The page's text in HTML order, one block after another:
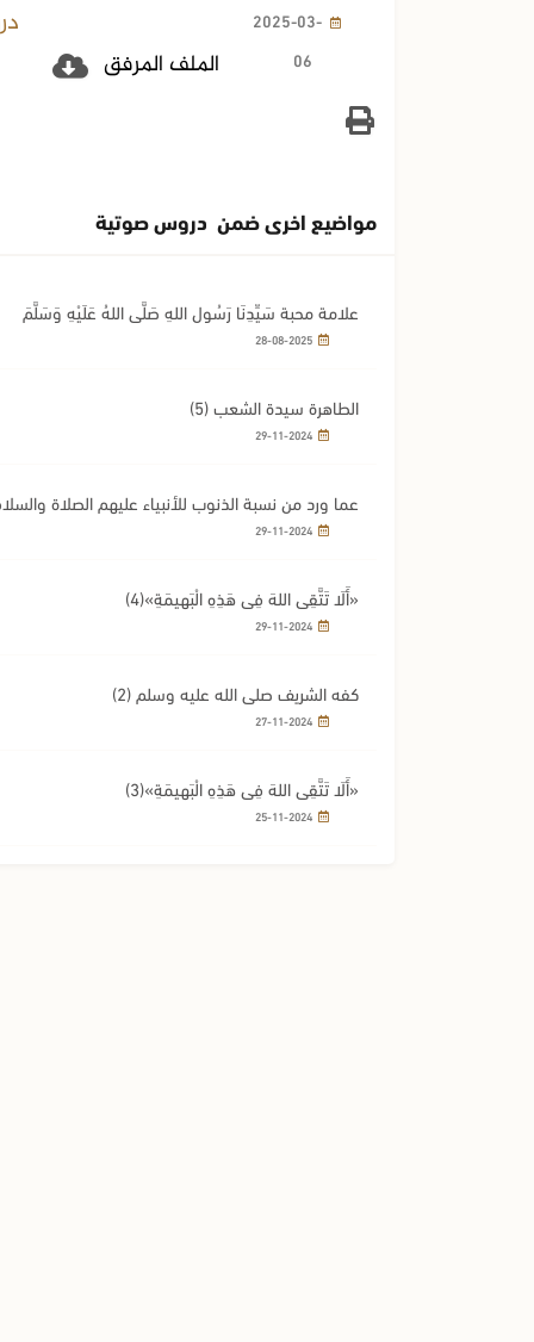
2025-03-
06
الملف المرفق
مواضيع اخرى ضمن دروس صوتية
علامة محبة سَيِّدِنَا رَسُولِ اللهِ صَلَّى اللهُ عَلَيْهِ وَسَلَّمَ
الطاهرة سيدة الشعب (5)
عما ورد من نسبة الذنوب للأنبياء عليهم الصلاة
«أَلَا تَتَّقِي اللهَ فِي هَذِهِ الْبَهِيمَةِ»(4)
كفه الشريف صلى الله عليه وسلم (2)
«أَلَا تَتَّقِي اللهَ فِي هَذِهِ الْبَهِيمَةِ»(3)